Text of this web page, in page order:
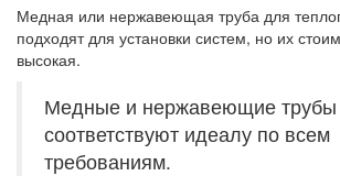
Медная или нержавеющая труба для
подходят для установки систем, но их
высокая.
Медные и нержавеющие трубы
соответствуют идеалу по всем
требованиям.